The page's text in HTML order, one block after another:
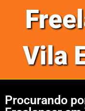
Vila
Procurando